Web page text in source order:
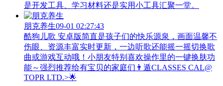
是开发工具、学习材料还是实用小工具汇聚一堂。
朋克养生09-01 02:27:43
酷狗儿歌 安卓版简直是孩子们的快乐源泉，画面温馨不
伤眼、资源丰富实时更新，一边听歌还能摇一摇切换歌
曲或游戏互动哦！小朋友特别喜欢操作里的一键换肤功
能～强烈推荐给有宝贝的家庭们👨‍遁️CLASSES CAL@
TOPR LTD.>🌟